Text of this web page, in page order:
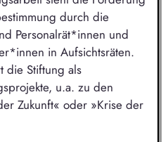
durch die
Personalrät*innen und
in Aufsichtsräten.
die Stiftung als
u.a. zu den
Zukunft« oder »Krise der